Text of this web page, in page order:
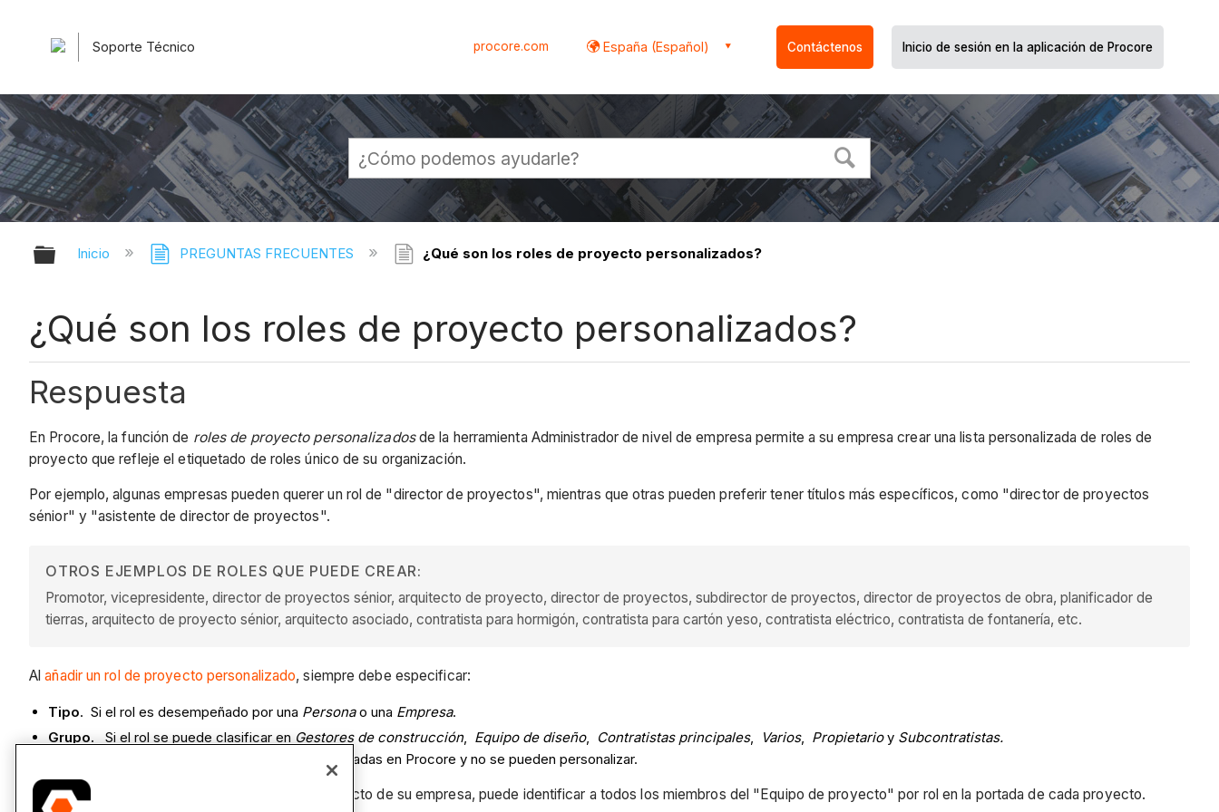
Soporte Técnico procore.com España (Español) Contáctenos Inicio de sesión en la aplicación de Procore
Expandir/contraer jerarquía global
Inicio PREGUNTAS FRECUENTES ¿Qué son los roles de proyecto personalizados?
¿Qué son los roles de proyecto personalizados?
Respuesta
En Procore, la función de roles de proyecto personalizadosde la herramienta Administrador de nivel de empresa permite a su empresa crear una lista personalizada de roles de
proyecto que refleje el etiquetado de roles único de su organización.
Por ejemplo, algunas empresas pueden querer un rol de "director de proyectos", mientras que otras pueden preferir tener títulos más específicos, como "director de proyectos
sénior" y "asistente de director de proyectos".
OTROS EJEMPLOS DE ROLES QUE PUEDE CREAR:
Promotor, vicepresidente, director de proyectos sénior, arquitecto de proyecto, director de proyectos, subdirector de proyectos, director de proyectos de obra, planificador de
tierras, arquitecto de proyecto sénior, arquitecto asociado, contratista para hormigón, contratista para cartón yeso, contratista eléctrico, contratista de fontanería, etc.
Alañadir un rol de proyecto personalizado, siempre debe especificar:
Tipo. Si el rol es desempeñado por una Personao una Empresa.
Grupo. Si el rol se puede clasificar en Gestores de construcción, Equipo de diseño, Contratistas principales, Varios, Propietarioy Subcontratistas.
: Los 'Grupos' son selecciones predeterminadas en Procore y no se pueden personalizar.
Una vez que haya creado la lista de roles de proyecto de su empresa, puede identificar a todos los miembros del "Equipo de proyecto" por rol en la portada de cada proyecto.